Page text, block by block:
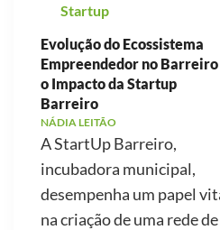
Startup
Evolução do Ecossistema
Empreendedor no Barreiro
o Impacto da Startup
Barreiro
NÁDIA LEITÃO
A StartUp Barreiro,
incubadora municipal,
desempenha um papel
na criação de uma rede de